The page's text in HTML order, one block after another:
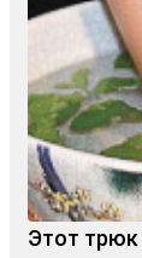
Этот трюк